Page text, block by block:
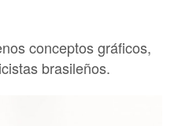
conceptos gráficos,
brasileños.